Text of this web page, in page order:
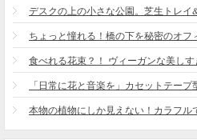
デスクの上の小さな公園。芝生トレイ
ちょっと憧れる！橋の下を秘密のオ
食べれる花束？！ ヴィーガンな美しす